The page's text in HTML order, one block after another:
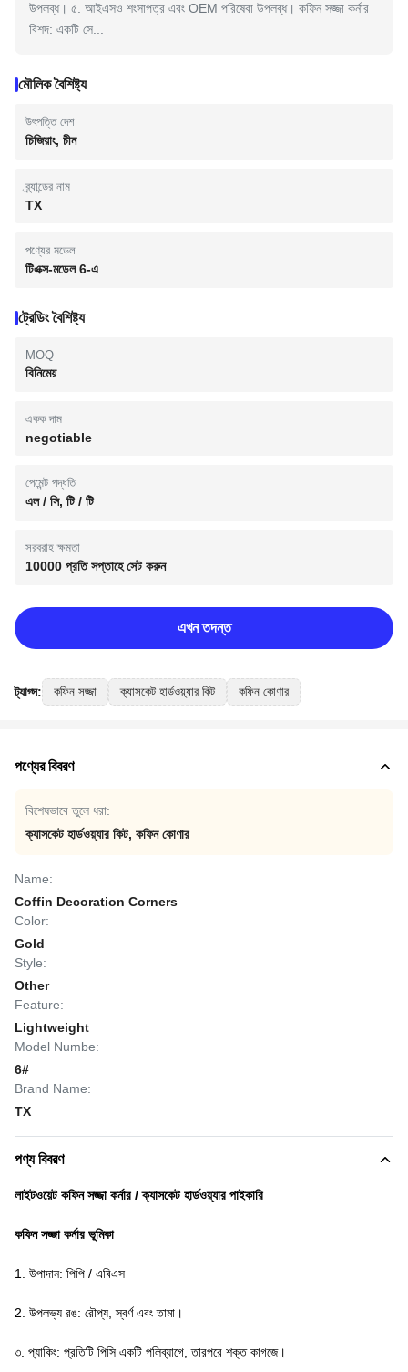
উপলব্ধ। ৫. আইএসও শংসাপত্র এবং OEM পরিষেবা উপলব্ধ। কফিন সজ্জা কর্নার
বিশদ: একটি সে...
মৌলিক বৈশিষ্ট্য
উৎপত্তি দেশ
চিজিয়াং, চীন
ব্র্যান্ডের নাম
TX
পণ্যের মডেল
টিএক্স-মডেল 6-এ
ট্রেডিং বৈশিষ্ট্য
MOQ
বিনিমেয়
একক দাম
negotiable
পেমেন্ট পদ্ধতি
এল / সি, টি / টি
সরবরাহ ক্ষমতা
10000 প্রতি সপ্তাহে সেট করুন
এখন তদন্ত
ট্যাগ্স: কফিন সজ্জা ক্যাসকেট হার্ডওয়্যার কিট কফিন কোণার
পণ্যের বিবরণ
বিশেষভাবে তুলে ধরা:
ক্যাসকেট হার্ডওয়্যার কিট, কফিন কোণার
Name:
Coffin Decoration Corners
Color:
Gold
Style:
Other
Feature:
Lightweight
Model Numbe:
6#
Brand Name:
TX
পণ্য বিবরণ
লাইটওয়েট কফিন সজ্জা কর্নার / ক্যাসকেট হার্ডওয়্যার পাইকারি
কফিন সজ্জা কর্নার ভূমিকা
1. উপাদান: পিপি / এবিএস
2. উপলভ্য রঙ: রৌপ্য, স্বর্ণ এবং তামা।
৩. প্যাকিং: প্রতিটি পিসি একটি পলিব্যাগে, তারপরে শক্ত কাগজে।